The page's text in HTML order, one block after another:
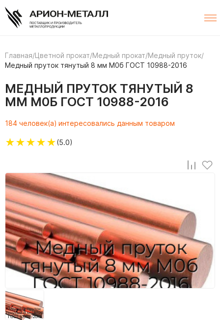
Главная/Цветной прокат/Медный прокат/Медный пруток/
Медный пруток тянутый 8 мм М0б ГОСТ 10988-2016
МЕДНЫЙ ПРУТОК ТЯНУТЫЙ 8
ММ М0Б ГОСТ 10988-2016
184 человек(а) интересовались данным товаром
★★★★★(5.0)